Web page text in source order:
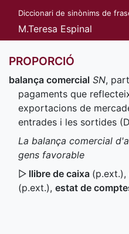
Diccionari de sinònims de
M.Teresa Espinal
PROPORCIÓ
balança comercial SN,
pagaments que
exportacions de
entrades i les sortides (
La balança comercial
gens favorable
▷ llibre de caixa (p.ext.),
(p.ext.), estat de